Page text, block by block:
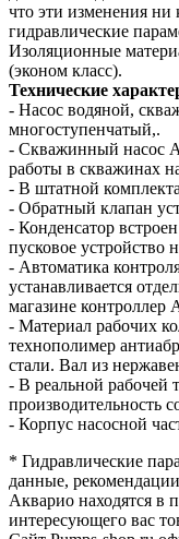
что эти изменения ни
гидравлические
Изоляционные
(эконом класс).
Технические
- Насос водяной,
многоступенчатый,.
- Скважинный насос
работы в скважинах
- В штатной
- Обратный клапан
- Конденсатор
пусковое устройство
- Автоматика
устанавливается
магазине контроллер
- Материал рабочих
технополимер
стали. Вал из
- В реальной рабочей
производительность
- Корпус насосной
* Гидравлические
данные,
Акварио находятся в
интересующего вас